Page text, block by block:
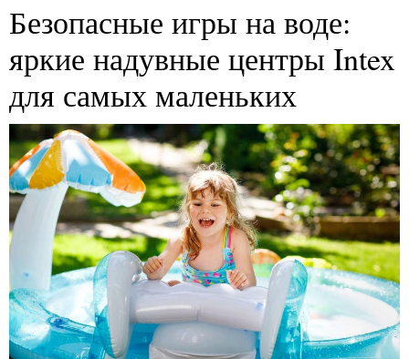
Безопасные игры на воде:
яркие надувные центры Intex
для самых маленьких